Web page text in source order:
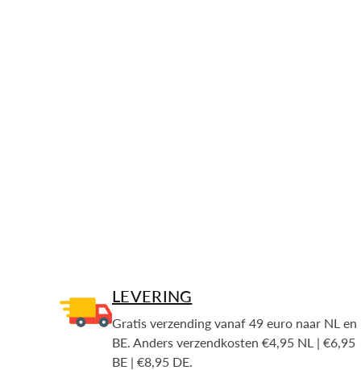
LEVERING
Gratis verzending vanaf 49 euro naar NL en
BE. Anders verzendkosten €4,95 NL | €6,95
BE | €8,95 DE.